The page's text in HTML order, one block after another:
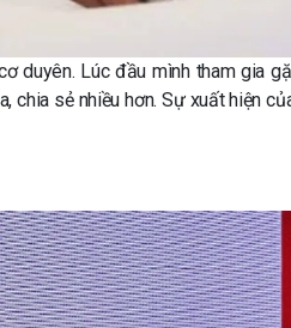
duyên. Lúc đầu mình tham gia
chia sẻ nhiều hơn. Sự xuất hiện